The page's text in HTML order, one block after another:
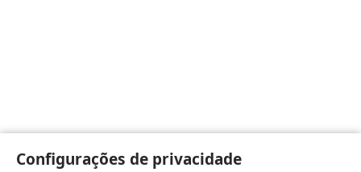
Configurações de privacidade